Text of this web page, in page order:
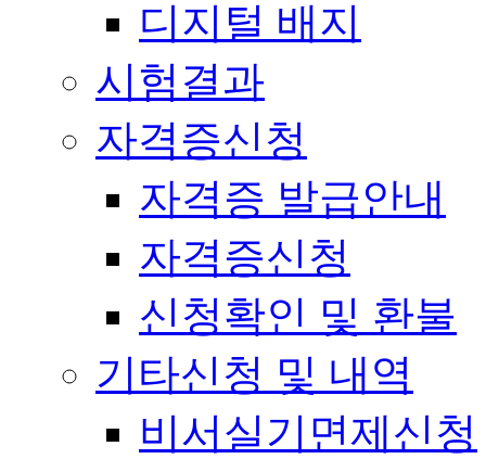
디지털 배지
시험결과
자격증신청
자격증 발급안내
자격증신청
신청확인 및 환불
기타신청 및 내역
비서실기면제신청